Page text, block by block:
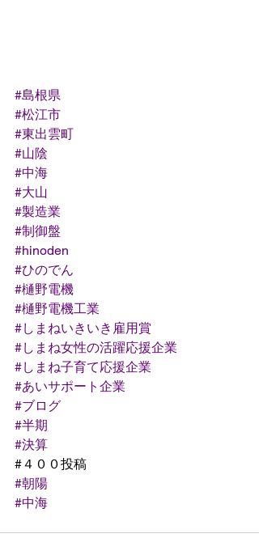
#島根県
#松江市
#東出雲町
#山陰
#中海
#大山
#製造業
#制御盤
#hinoden
#ひのでん
#樋野電機
#樋野電機工業
#しまねいきいき雇用賞
#しまね女性の活躍応援企業
#しまね子育て応援企業
#あいサポート企業
#ブログ
#半期
#決算
#４００投稿
#朝陽
#中海